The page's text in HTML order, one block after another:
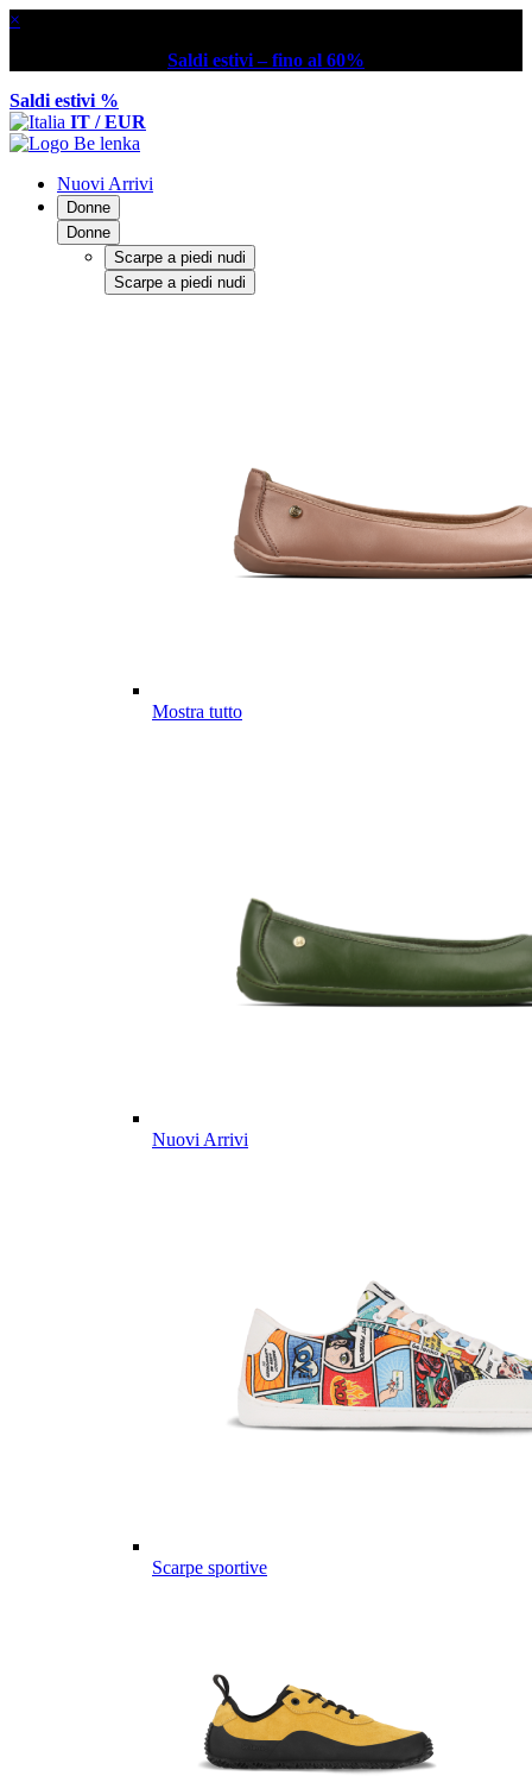
×
Saldi estivi – fino al 60%
Saldi estivi %
IT / EUR
Nuovi Arrivi
Donne
Donne
Scarpe a piedi nudi
Scarpe a piedi nudi
Mostra tutto
Nuovi Arrivi
Scarpe sportive